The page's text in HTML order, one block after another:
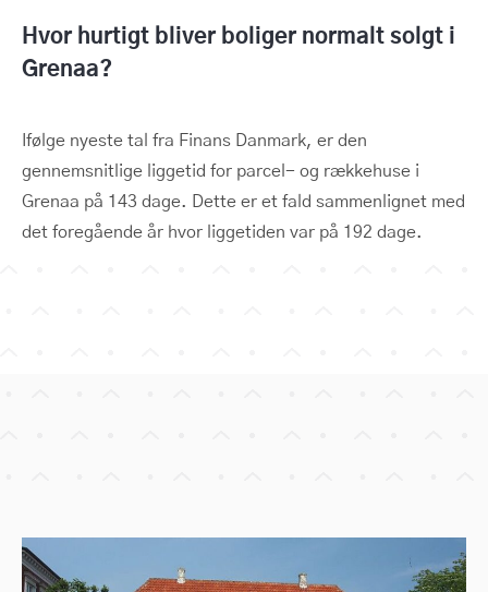
Hvor hurtigt bliver boliger normalt solgt i
Grenaa?
Ifølge nyeste tal fra Finans Danmark, er den
gennemsnitlige liggetid for parcel- og rækkehuse i
Grenaa på 143 dage. Dette er et fald sammenlignet med
det foregående år hvor liggetiden var på 192 dage.